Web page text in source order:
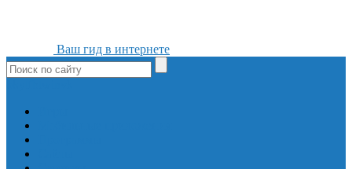
Ваш гид в интернете